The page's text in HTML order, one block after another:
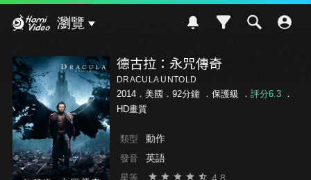
瀏覽
德古拉：永咒傳奇
DRACULA UNTOLD
2014．美國．92分鐘 ． 保護級 ． 評分6.3．
HD畫質
類型 動作
發音 英語
星等 4.8